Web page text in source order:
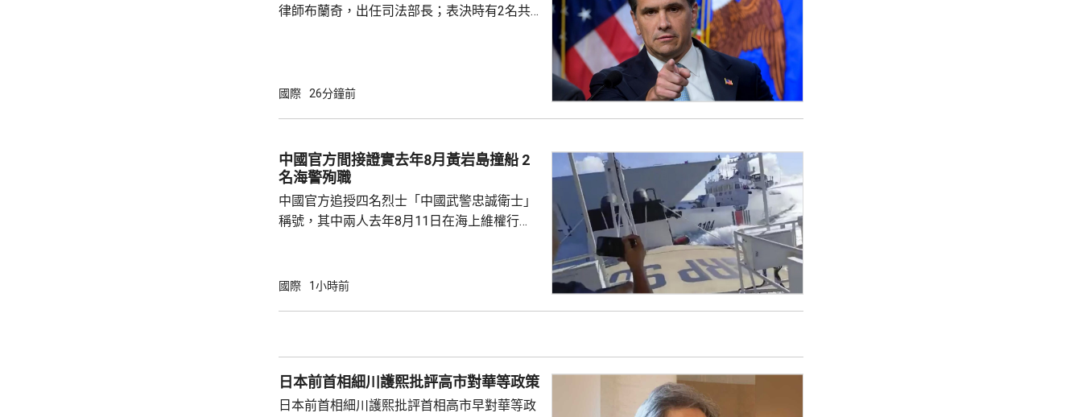
律師布蘭奇，出任司法部長；表決時有2名共
邦迪後，由52歲的布蘭奇擔任代理司法部長。
國際 26分鐘前
中國官方間接證實去年8月黃岩島撞船 2
名海警殉職
中國官方追授四名烈士「中國武警忠誠衛士」
稱號，其中兩人去年8月11日在海上維權行動
意味中國時隔一年首次間接證實撞船事件造成
追記一等功。25歲的程龍同日在海上維權行動
中不幸犧牲，同樣追記一等功。...
國際 1小時前
日本前首相細川護熙批評高市對華等政策
日本前首相細川護熙批評首相高市早對華等政